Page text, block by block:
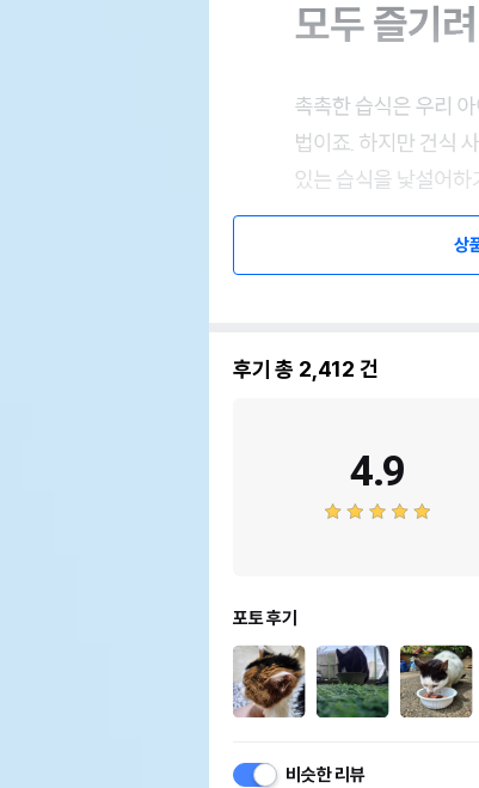
상
후기 총 2,412 건
4.9
포토 후기
비슷한 리뷰